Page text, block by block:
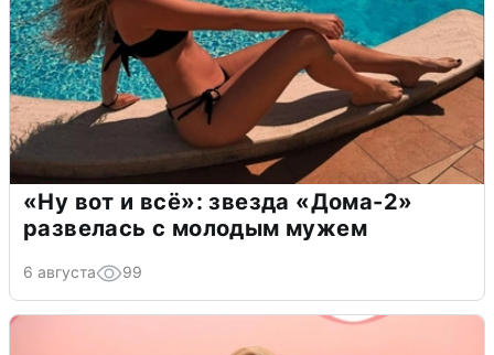
«Ну вот и всё»: звезда «Дома-2»
развелась с молодым мужем
6 августа 99